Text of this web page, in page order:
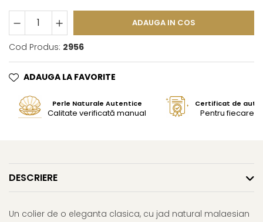
ADAUGA IN COS
Cod Produs: 2956
ADAUGA LA FAVORITE
Perle Naturale Autentice
Calitate verificată manual
Certificat de
Pentru fiecare
DESCRIERE
Un colier de o eleganta clasica, cu jad natural malaesian